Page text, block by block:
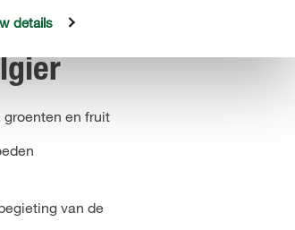
details
en fruit
van de